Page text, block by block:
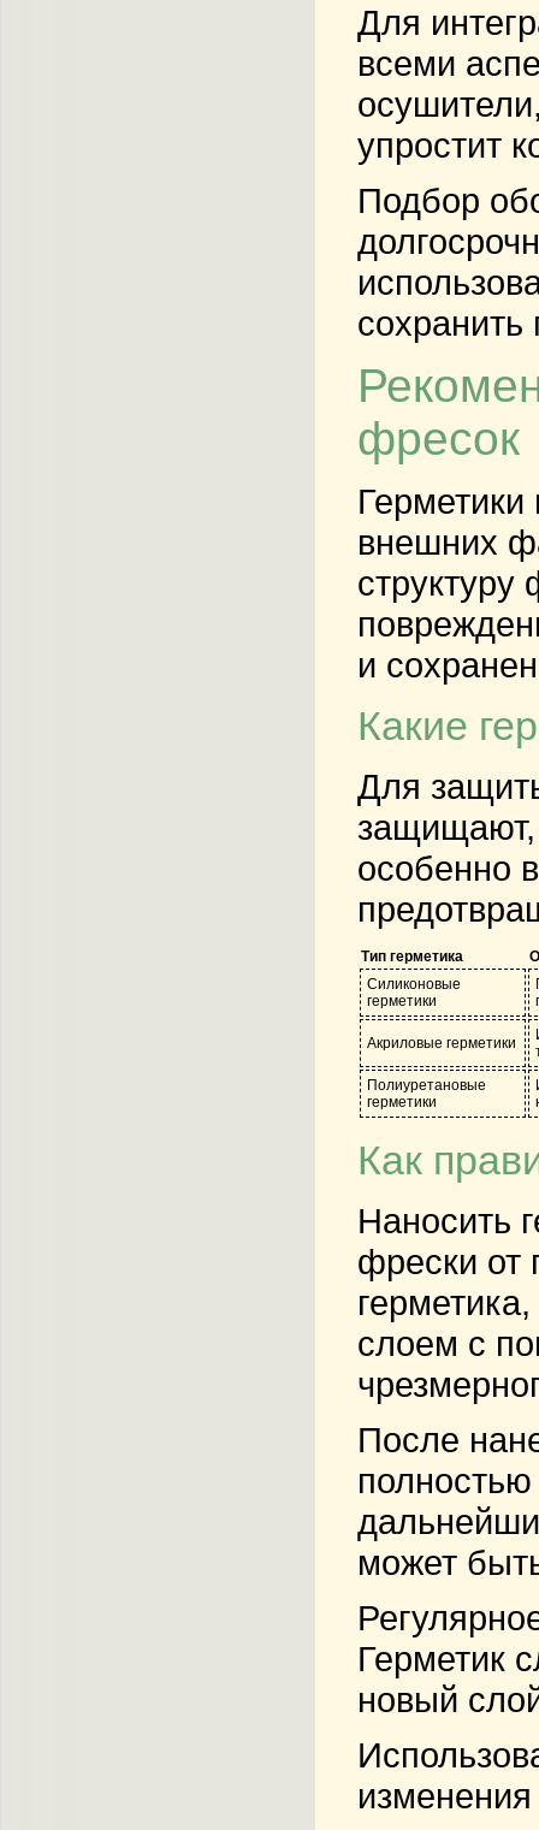
Для
всеми
упростит
Подбор
сохранить
фресок
Герметики
внешних
структуру
и
Какие
Для
защищают,
особенно
Тип герметика
Силиконовые
герметики
Акриловые герметики
Полиуретановые
герметики
Как
Наносить
фрески от
слоем с
После
может
Герметик
новый